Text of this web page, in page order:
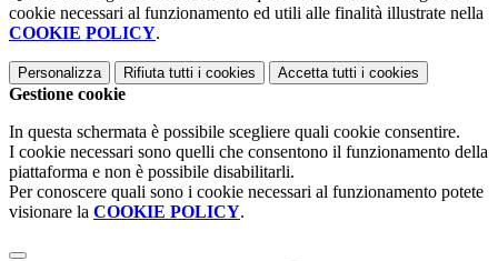
cookie necessari al funzionamento ed utili alle finalità illustrate nella
COOKIE POLICY.
Personalizza Rifiuta tutti i cookies Accetta tutti i cookies
Gestione cookie
In questa schermata è possibile scegliere quali cookie consentire.
I cookie necessari sono quelli che consentono il funzionamento della
piattaforma e non è possibile disabilitarli.
Per conoscere quali sono i cookie necessari al funzionamento potete
visionare la COOKIE POLICY.